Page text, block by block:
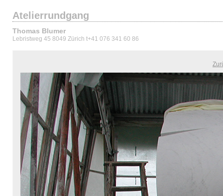
Atelierrundgang
Thomas Blumer
Lebristweg 45 8049 Zürich t+41 076 341 60 86